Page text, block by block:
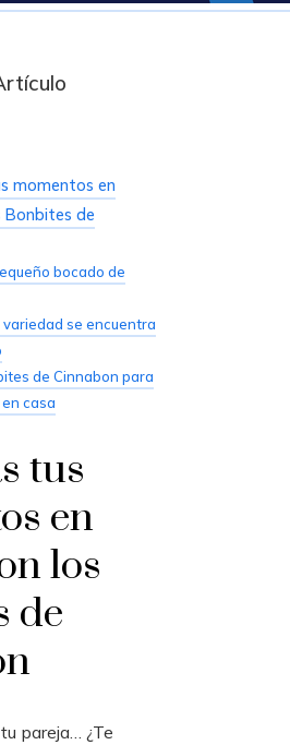
momentos en
Bonbites de
bocado de
variedad se encuentra
de Cinnabon para
casa
tus
en
los
de
pareja… ¿Te